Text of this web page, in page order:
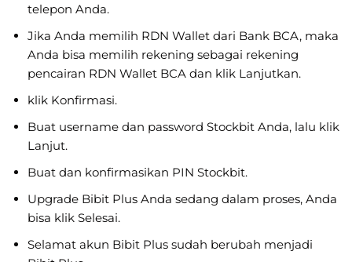
telepon Anda.
Jika Anda memilih RDN Wallet dari Bank BCA, maka
Anda bisa memilih rekening sebagai rekening
pencairan RDN Wallet BCA dan klik Lanjutkan.
klik Konfirmasi.
Buat username dan password Stockbit Anda, lalu klik
Lanjut.
Buat dan konfirmasikan PIN Stockbit.
Upgrade Bibit Plus Anda sedang dalam proses, Anda
bisa klik Selesai.
Selamat akun Bibit Plus sudah berubah menjadi